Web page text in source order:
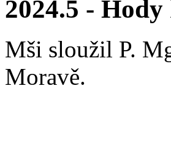
2024.5 -
Mši sloužil P.
Moravě.